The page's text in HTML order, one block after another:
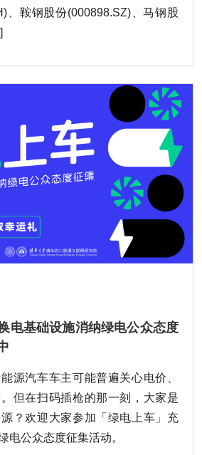
、鞍钢股份(000898.SZ)、马钢股
电基础设施消纳绿电公众态度
源汽车车主可能普遍关心电价、
但在扫码插枪的那一刻，大家是
？欢迎大家参加「绿电上车」充
电公众态度征集活动。